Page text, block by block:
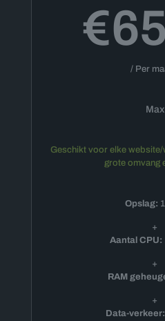
/ Per
Max
Geschikt voor elke
grote omvang
Opslag:
+
Aantal CPU:
+
RAM
+
Data-verkeer: